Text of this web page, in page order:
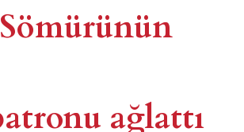
ağlattı